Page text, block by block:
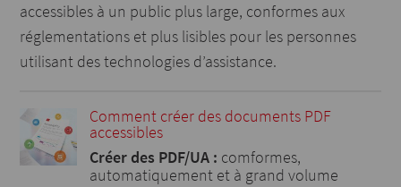
accessibles à un public plus large, conformes aux
réglementations et plus lisibles pour les personnes
utilisant des technologies d’assistance.
Comment créer des documents PDF
accessibles
Créer des PDF/UA : comformes,
automatiquement et à grand volume